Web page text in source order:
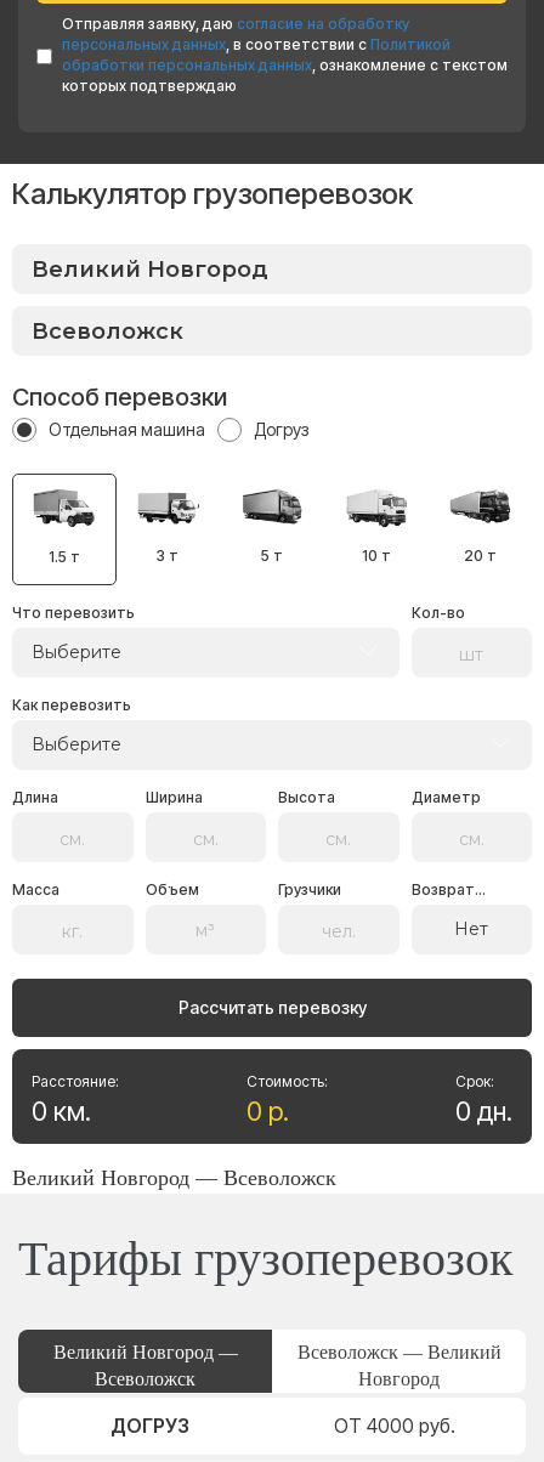
Отправляя заявку, даю согласие на обработку
персональных данных, в соответствии с Политикой
обработки персональных данных, ознакомление с текстом
которых подтверждаю
Калькулятор грузоперевозок
Способ перевозки
Отдельная машина Догруз
1.5 т 3 т 5 т 10 т 20 т
Что перевозить
Выберите
Кол-во
Как перевозить
Выберите
Длина Ширина Высота Диаметр
Масса Объем Грузчики Возврат...
Нет
Рассчитать перевозку
Стоимость:
0 р.
Расстояние:
0 км.
Срок:
0 дн.
Великий Новгород — Всеволожск
Тарифы грузоперевозок
Великий Новгород —
Всеволожск
Всеволожск — Великий
Новгород
ДОГРУЗ ОТ 4000 руб.